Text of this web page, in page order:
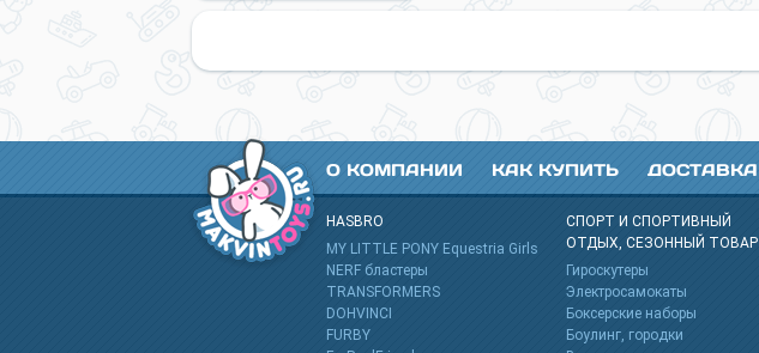
О КОМПАНИИ КАК КУПИТЬ ДОСТАВКА
HASBRO
MY LITTLE PONY Equestria Girls
NERF бластеры
TRANSFORMERS
DOHVINCI
FURBY
СПОРТ И СПОРТИВНЫЙ
ОТДЫХ, СЕЗОННЫЙ ТОВАР
Гироскутеры
Электросамокаты
Боксерские наборы
Боулинг, городки